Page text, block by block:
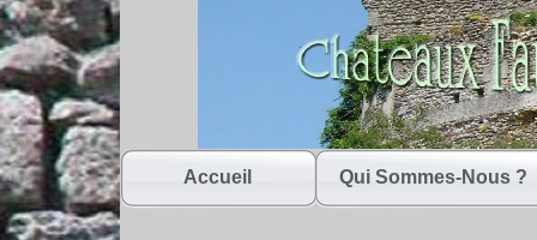
Accueil Qui Sommes-Nous ?